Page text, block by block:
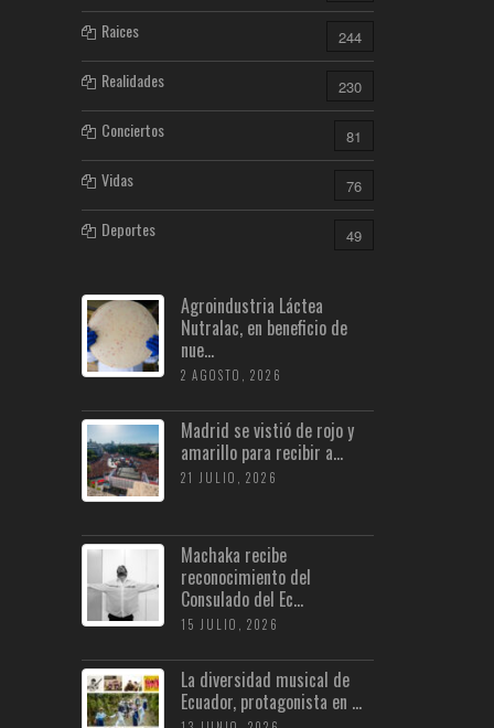
Raices 244
Realidades 230
Conciertos 81
Vidas 76
Deportes 49
Agroindustria Láctea
Nutralac, en beneficio de
nue...
2 AGOSTO, 2026
Madrid se vistió de rojo y
amarillo para recibir a...
21 JULIO, 2026
Machaka recibe
reconocimiento del
Consulado del Ec...
15 JULIO, 2026
La diversidad musical de
Ecuador, protagonista en ...